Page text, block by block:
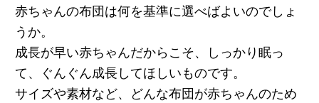
赤ちゃんの布団は何を基準に選べばよいのでしょ
うか。
成長が早い赤ちゃんだからこそ、しっかり眠っ
て、ぐんぐん成長してほしいものです。
サイズや素材など、どんな布団が赤ちゃんのため